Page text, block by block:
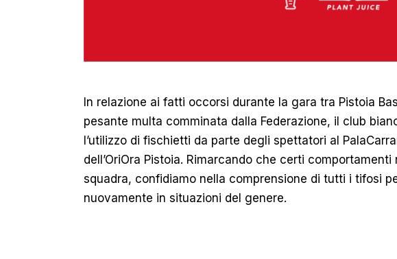
In relazione ai fatti occorsi durante la gara tra Pistoia
pesante multa comminata dalla Federazione, il club
l’utilizzo di fischietti da parte degli spettatori al
dell’OriOra Pistoia. Rimarcando che certi
squadra, confidiamo nella comprensione di tutti i tifosi
nuovamente in situazioni del genere.